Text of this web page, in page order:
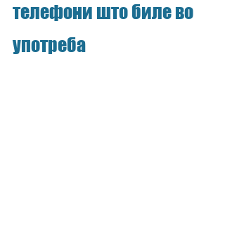
телефони што биле во
употреба